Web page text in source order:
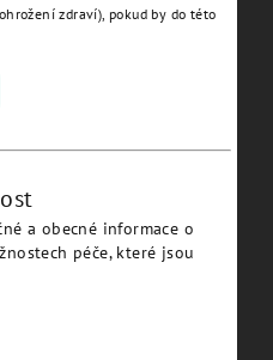
zdraví), pokud by do této
a obecné informace o
péče, které jsou